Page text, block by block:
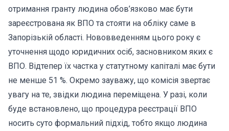
отримання гранту людина обов’язково має бути
зареєстрована як ВПО та стояти на обліку саме в
Запорізькій області. Нововведенням цього року є
уточнення щодо юридичних осіб, засновником яких є
ВПО. Відтепер їх частка у статутному капіталі має бути
не менше 51 %. Окремо зауважу, що комісія звертає
увагу на те, звідки людина переміщена. У разі, коли
буде встановлено, що процедура реєстрації ВПО
носить суто формальний підхід, тобто якщо людина